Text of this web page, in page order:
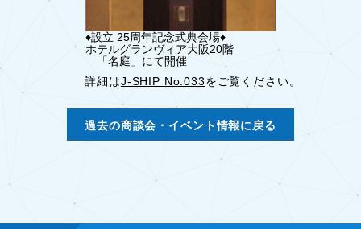
♦︎設立 25周年記念式典会場♦︎
ホテルグランヴィア大阪20階
「名庭」にて開催
詳細はJ-SHIP No.033をご覧ください。
過去の商談会・イベント情報に戻る